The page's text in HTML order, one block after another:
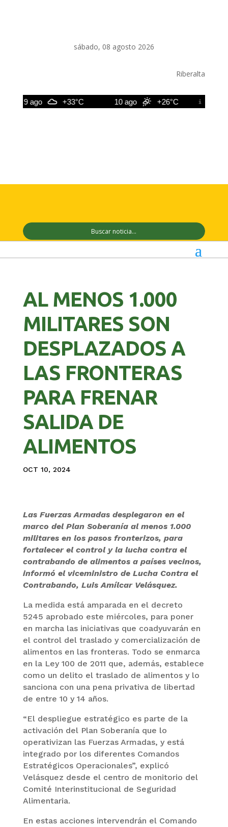
sábado, 08 agosto 2026
Riberalta
9 ago +33°C 10 ago +26°C 11 ago
AL MENOS 1.000
MILITARES SON
DESPLAZADOS A
LAS FRONTERAS
PARA FRENAR
SALIDA DE
ALIMENTOS
OCT 10, 2024
Las Fuerzas Armadas desplegaron en el
marco del Plan Soberanía al menos 1.000
militares en los pasos fronterizos, para
fortalecer el control y la lucha contra el
contrabando de alimentos a países vecinos,
informó el viceministro de Lucha Contra el
Contrabando, Luis Amílcar Velásquez.
La medida está amparada en el decreto
5245 aprobado este miércoles, para poner
en marcha las iniciativas que coadyuvarán en
el control del traslado y comercialización de
alimentos en las fronteras. Todo se enmarca
en la Ley 100 de 2011 que, además, establece
como un delito el traslado de alimentos y lo
sanciona con una pena privativa de libertad
de entre 10 y 14 años.
“El despliegue estratégico es parte de la
activación del Plan Soberanía que lo
operativizan las Fuerzas Armadas, y está
integrado por los diferentes Comandos
Estratégicos Operacionales”, explicó
Velásquez desde el centro de monitorio del
Comité Interinstitucional de Seguridad
Alimentaria.
En estas acciones intervendrán el Comando